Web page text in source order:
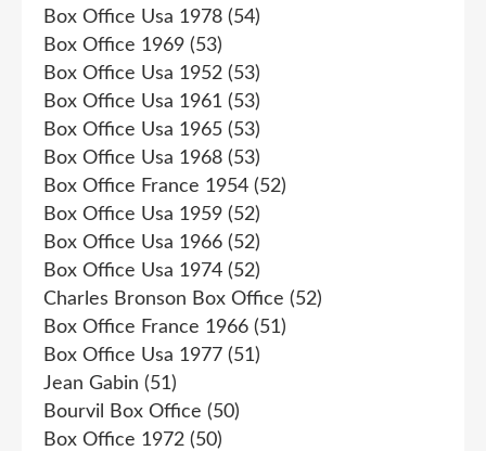
Box Office Usa 1978 (54)
Box Office 1969 (53)
Box Office Usa 1952 (53)
Box Office Usa 1961 (53)
Box Office Usa 1965 (53)
Box Office Usa 1968 (53)
Box Office France 1954 (52)
Box Office Usa 1959 (52)
Box Office Usa 1966 (52)
Box Office Usa 1974 (52)
Charles Bronson Box Office (52)
Box Office France 1966 (51)
Box Office Usa 1977 (51)
Jean Gabin (51)
Bourvil Box Office (50)
Box Office 1972 (50)